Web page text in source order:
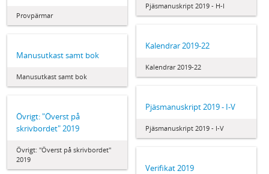
Pjäsmanuskript 2019 - H-I
Provpärmar
Kalendrar 2019-22
Kalendrar 2019-22
Manusutkast samt bok
Manusutkast samt bok
Pjäsmanuskript 2019 - I-V
Pjäsmanuskript 2019 - I-V
Övrigt: "Överst på
skrivbordet" 2019
Övrigt: "Överst på skrivbordet"
2019
Verifikat 2019